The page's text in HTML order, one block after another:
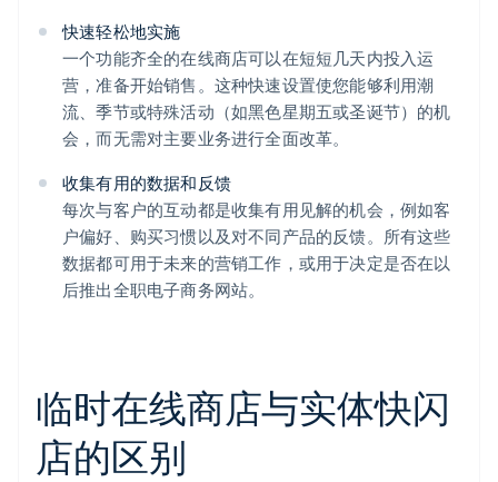
快速轻松地实施
一个功能齐全的在线商店可以在短短几天内投入运
营，准备开始销售。这种快速设置使您能够利用潮
流、季节或特殊活动（如黑色星期五或圣诞节）的机
会，而无需对主要业务进行全面改革。
收集有用的数据和反馈
每次与客户的互动都是收集有用见解的机会，例如客
户偏好、购买习惯以及对不同产品的反馈。所有这些
数据都可用于未来的营销工作，或用于决定是否在以
后推出全职电子商务网站。
临时在线商店与实体快闪
店的区别